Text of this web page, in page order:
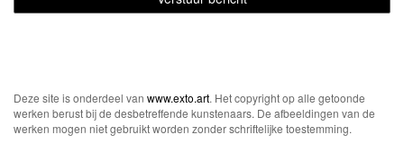
Deze site is onderdeel van www.exto.art. Het copyright op alle getoonde
werken berust bij de desbetreffende kunstenaars. De afbeeldingen van de
werken mogen niet gebruikt worden zonder schriftelijke toestemming.